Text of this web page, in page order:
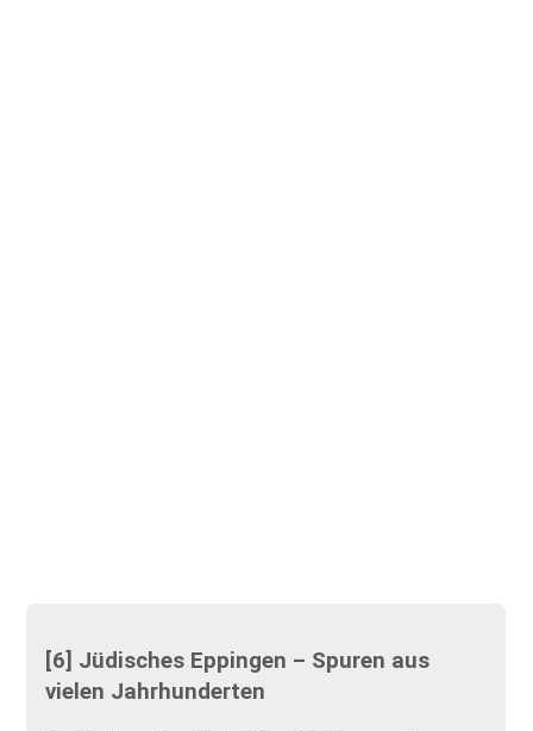
[6] Jüdisches Eppingen – Spuren aus
vielen Jahrhunderten